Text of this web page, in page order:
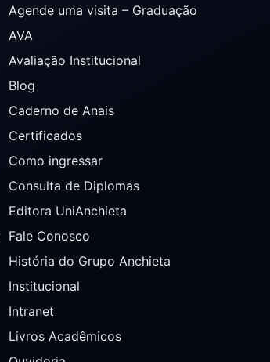
Agende uma visita – Graduação
AVA
Avaliação Institucional
Blog
Caderno de Anais
Certificados
Como ingressar
Consulta de Diplomas
Editora UniAnchieta
Fale Conosco
História do Grupo Anchieta
Institucional
Intranet
Livros Acadêmicos